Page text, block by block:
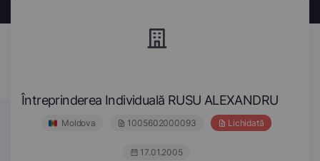
Întreprinderea Individuală RUSU ALEXANDRU
Moldova 1005602000093 Lichidată
17.01.2005